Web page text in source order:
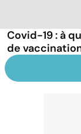
Covid-19 : à
de